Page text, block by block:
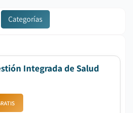
Categorías
Integrada de Salud